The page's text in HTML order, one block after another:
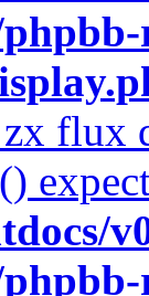
flux